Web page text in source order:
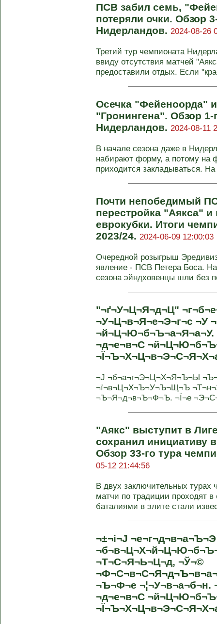
ПСВ забил семь,
потеряли очки. Обзор
Нидерландов. 2024-08-26
Третий тур чемпионата
ввиду отсутствия матчей
предоставили отдых. Если
Осечка "Фейеноорда"
"Гронингена". Обзор 1-
Нидерландов. 2024-08-11
В начале сезона даже в
набирают форму, а потому на
приходится закладываться. На
Почти непобедимый
перестройка "Аякса"
еврокубки. Итоги
2023/24. 2024-06-09 12:00:03
Очередной розыгрыш
явление - ПСВ Петера Боса.
сезона эйндховенцы шли без
"¬ґ¬У¬Ц¬Я¬д¬Ц"
¬У¬Ц¬в¬Я¬е¬Э¬г¬с ¬У
¬й¬Ц¬Ю¬б¬Ъ¬а¬Я¬а¬У.
¬д¬е¬в¬С
¬Ј ¬б¬а¬г¬Э¬Ц¬Х¬Я¬Ъ¬Ы
¬ї¬в¬Ц¬Х¬Ъ¬У¬Ъ¬Щ¬Ъ
¬Ъ¬Я¬д¬в¬Ъ¬Ф¬Ъ. ¬Ї¬е
"Аякс" выступит в
сохранил инициативу
Обзор 33-го тура
05-12 21:44:56
В двух заключительных турах
матчи по традиции проходят
баталиями в элите стали
¬±¬і¬Ј ¬е¬г¬д¬в¬а¬Ъ¬Э
¬Т¬С¬Я¬Ь¬Ц¬д, ¬Ў¬©
¬Ъ¬Ф¬е ¬¦¬У¬в¬а¬б¬н.
¬д¬е¬в¬С